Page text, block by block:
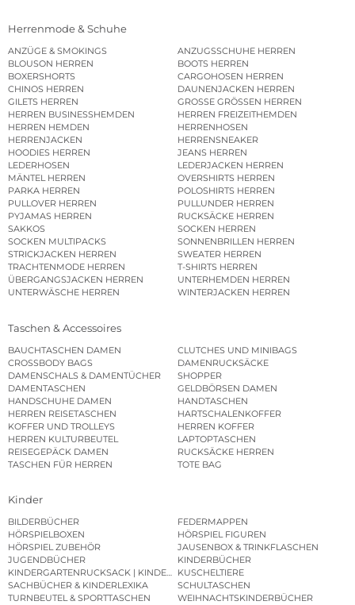
Herrenmode & Schuhe
ANZÜGE & SMOKINGS
ANZUGSSCHUHE HERREN
BLOUSON HERREN
BOOTS HERREN
BOXERSHORTS
CARGOHOSEN HERREN
CHINOS HERREN
DAUNENJACKEN HERREN
GILETS HERREN
GROSSE GRÖSSEN HERREN
HERREN BUSINESSHEMDEN
HERREN FREIZEITHEMDEN
HERREN HEMDEN
HERRENHOSEN
HERRENJACKEN
HERRENSNEAKER
HOODIES HERREN
JEANS HERREN
LEDERHOSEN
LEDERJACKEN HERREN
MÄNTEL HERREN
OVERSHIRTS HERREN
PARKA HERREN
POLOSHIRTS HERREN
PULLOVER HERREN
PULLUNDER HERREN
PYJAMAS HERREN
RUCKSÄCKE HERREN
SAKKOS
SOCKEN HERREN
SOCKEN MULTIPACKS
SONNENBRILLEN HERREN
STRICKJACKEN HERREN
SWEATER HERREN
TRACHTENMODE HERREN
T-SHIRTS HERREN
ÜBERGANGSJACKEN HERREN
UNTERHEMDEN HERREN
UNTERWÄSCHE HERREN
WINTERJACKEN HERREN
Taschen & Accessoires
BAUCHTASCHEN DAMEN
CLUTCHES UND MINIBAGS
CROSSBODY BAGS
DAMENRUCKSÄCKE
DAMENSCHALS & DAMENTÜCHER
SHOPPER
DAMENTASCHEN
GELDBÖRSEN DAMEN
HANDSCHUHE DAMEN
HANDTASCHEN
HERREN REISETASCHEN
HARTSCHALENKOFFER
KOFFER UND TROLLEYS
HERREN KOFFER
HERREN KULTURBEUTEL
LAPTOPTASCHEN
REISEGEPÄCK DAMEN
RUCKSÄCKE HERREN
TASCHEN FÜR HERREN
TOTE BAG
Kinder
BILDERBÜCHER
FEDERMAPPEN
HÖRSPIELBOXEN
HÖRSPIEL FIGUREN
HÖRSPIEL ZUBEHÖR
JAUSENBOX & TRINKFLASCHEN
JUGENDBÜCHER
KINDERBÜCHER
KINDERGARTENRUCKSACK | KINDERGARTENBEUTEL
KUSCHELTIERE
SACHBÜCHER & KINDERLEXIKA
SCHULTASCHEN
TURNBEUTEL & SPORTTASCHEN
WEIHNACHTSKINDERBÜCHER